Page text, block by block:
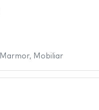
Marmor, Mobiliar